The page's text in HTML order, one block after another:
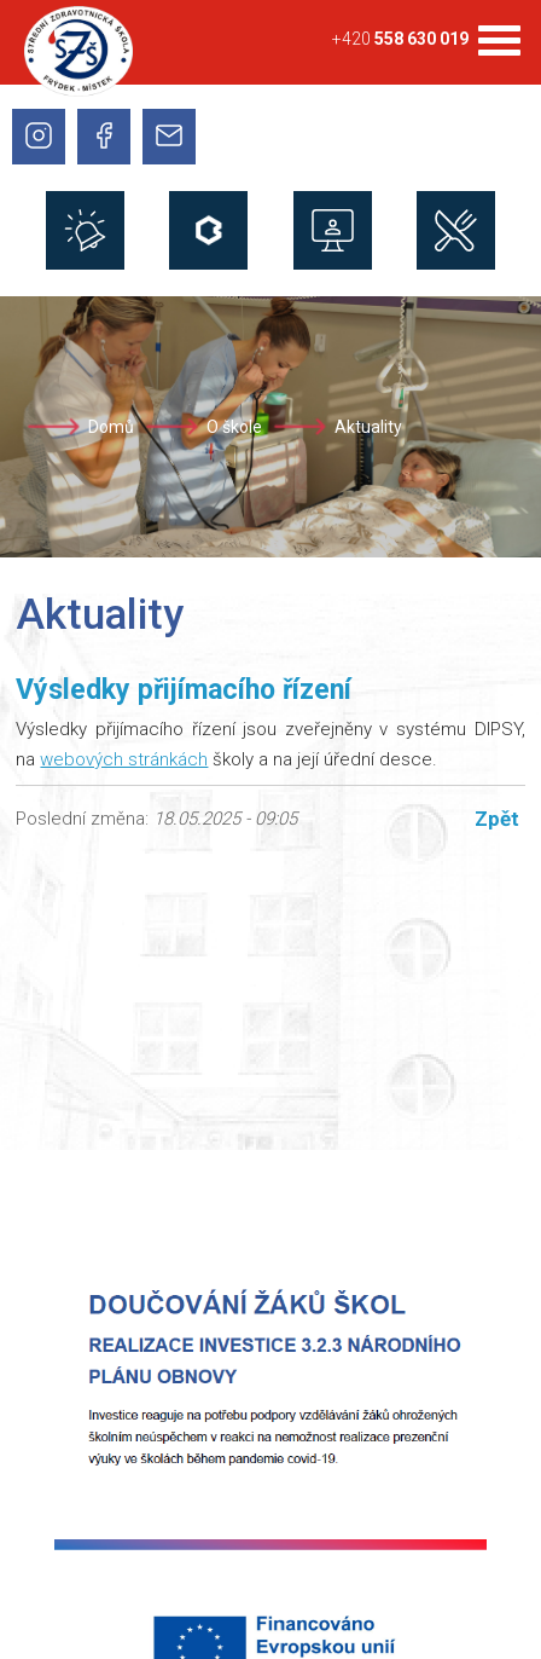
+420 558 630 019
Domů O škole Aktuality
Aktuality
Výsledky přijímacího řízení
Výsledky přijímacího řízení jsou zveřejněny v systému DIPSY,
nawebových stránkách školy a na její úřední desce.
Poslední změna: 18.05.2025 - 09:05 Zpět